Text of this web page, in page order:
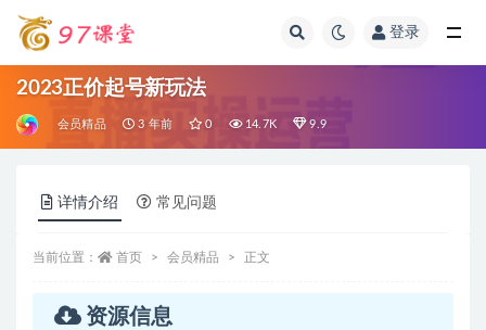
登录
2023正价起号新玩法
会员精品 3 年前 0 14.7K 9.9
详情介绍 常见问题
当前位置： 首页 会员精品 正文
资源信息